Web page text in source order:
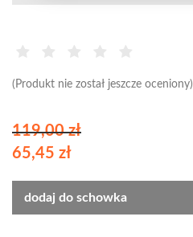
(Produkt nie został jeszcze oceniony)
119,00 zł
65,45 zł
dodaj do schowka